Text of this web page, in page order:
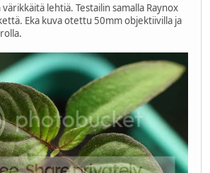
lehtiä. Testailin samalla Raynox
Eka kuva otettu 50mm objektiivilla ja